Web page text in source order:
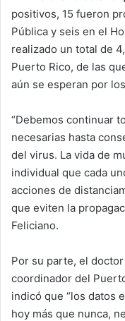
positivos, 15 fueron
Pública y seis en el
realizado un total de
Puerto Rico, de las
aún se esperan por
“Debemos continuar
necesarias hasta
del virus. La vida de
individual que cada
acciones de
que eviten la
Feliciano.
Por su parte, el
coordinador del
indicó que “los datos
hoy más que nunca,